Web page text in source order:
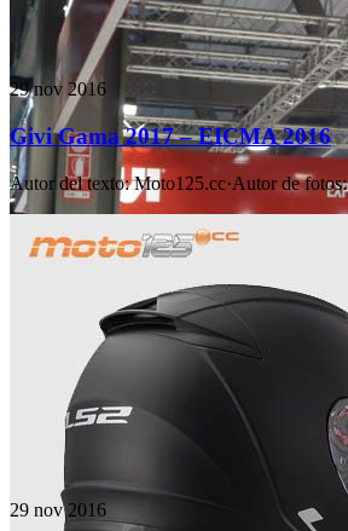
29 nov 2016
Givi Gama 2017 – EICMA 2016
Autor del texto: Moto125.cc·Autor de fotos:
29 nov 2016